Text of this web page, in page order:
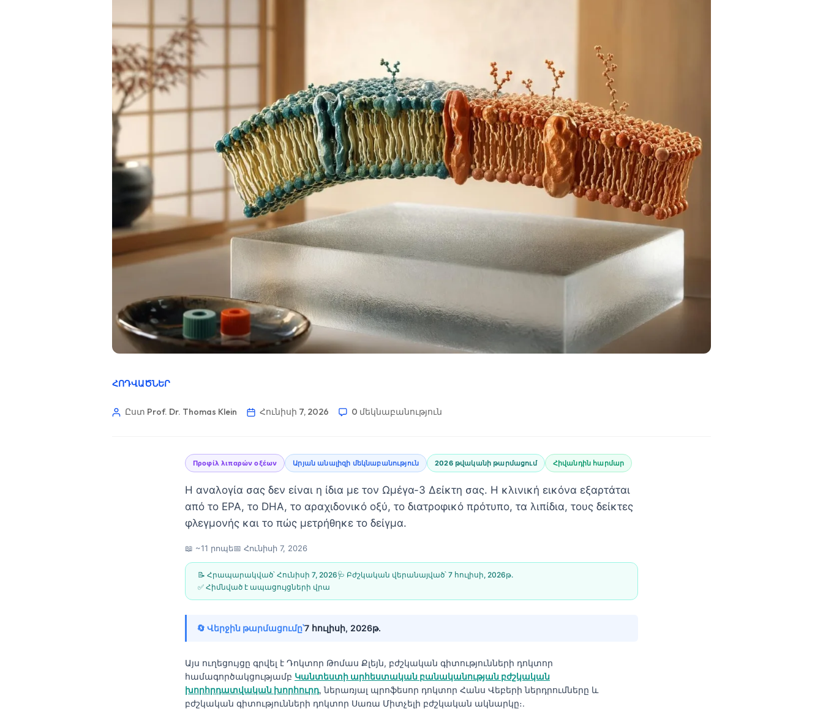
ՀՈԴՎԱԾՆԵՐ
Ըստ Prof. Dr. Thomas Klein Հունիսի 7, 2026 0 մեկնաբանություն
Προφίλ λιπαρών οξέων Արյան անալիզի մեկնաբանություն 2026 թվականի թարմացում Հիվանդին հարմար
Η αναλογία σας δεν είναι η ίδια με τον Ωμέγα-3 Δείκτη σας. Η κλινική εικόνα εξαρτάται
από το EPA, το DHA, το αραχιδονικό οξύ, το διατροφικό πρότυπο, τα λιπίδια, τους δείκτες
φλεγμονής και το πώς μετρήθηκε το δείγμα.
📖 ~11 րոպե📅 Հունիսի 7, 2026
📝 Հրապարակված՝ Հունիսի 7, 2026🩺 Բժշկական վերանայված՝ 7 հուլիսի, 2026թ․
✅ Հիմնված է ապացույցների վրա
🔄 Վերջին թարմացումը՝7 հուլիսի, 2026թ․
Այս ուղեցույցը գրվել է Դոկտոր Թոմաս Քլեյն, բժշկական գիտությունների դոկտոր
համագործակցությամբ Կանտեստի արհեստական բանականության բժշկական
խորհրդատվական խորհուրդ, ներառյալ պրոֆեսոր դոկտոր Հանս Վեբերի ներդրումները և
բժշկական գիտությունների դոկտոր Սառա Միտչելի բժշկական ակնարկը։.